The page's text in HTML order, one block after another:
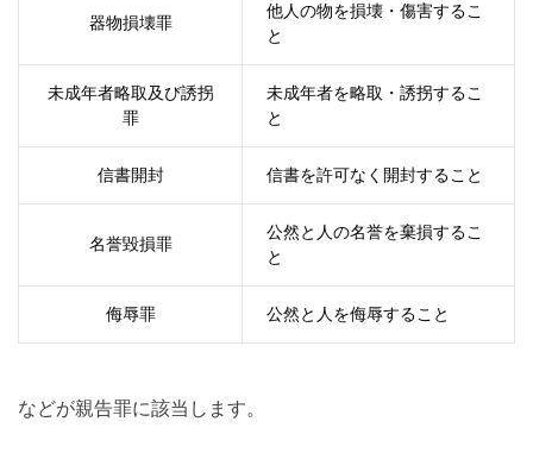
器物損壊罪
他人の物を損壊・傷害するこ
と
未成年者略取及び誘拐
罪
未成年者を略取・誘拐するこ
と
信書開封 信書を許可なく開封すること
名誉毀損罪
公然と人の名誉を棄損するこ
と
侮辱罪 公然と人を侮辱すること
などが親告罪に該当します。